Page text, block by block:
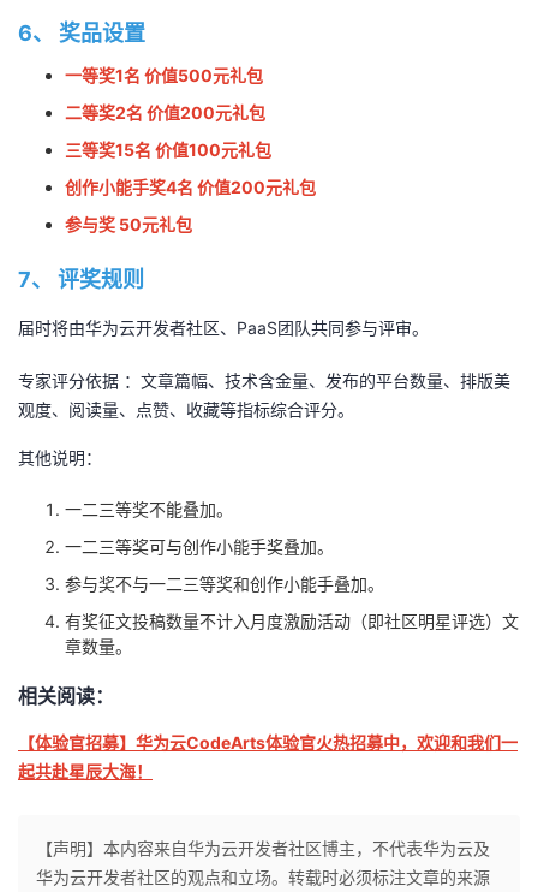
6、 奖品设置
一等奖1名 价值500元礼包
二等奖2名 价值200元礼包
三等奖15名 价值100元礼包
创作小能手奖4名 价值200元礼包
参与奖 50元礼包
7、 评奖规则
届时将由华为云开发者社区、PaaS团队共同参与评审。
专家评分依据 ：文章篇幅、技术含金量、发布的平台数量、排版美
观度、阅读量、点赞、收藏等指标综合评分。
其他说明：
一二三等奖不能叠加。
一二三等奖可与创作小能手奖叠加。
参与奖不与一二三等奖和创作小能手叠加。
有奖征文投稿数量不计入月度激励活动（即社区明星评选）文
章数量。
相关阅读：
【体验官招募】华为云CodeArts体验官火热招募中，欢迎和我们一
起共赴星辰大海！
【声明】本内容来自华为云开发者社区博主，不代表华为云及
华为云开发者社区的观点和立场。转载时必须标注文章的来源